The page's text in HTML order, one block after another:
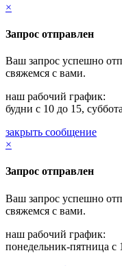
×
Запрос отправлен
Ваш запрос успешно
свяжемся с вами.
наш рабочий график:
будни с 10 до 15,
закрыть сообщение
×
Запрос отправлен
Ваш запрос успешно
свяжемся с вами.
наш рабочий график:
понедельник-пятница с